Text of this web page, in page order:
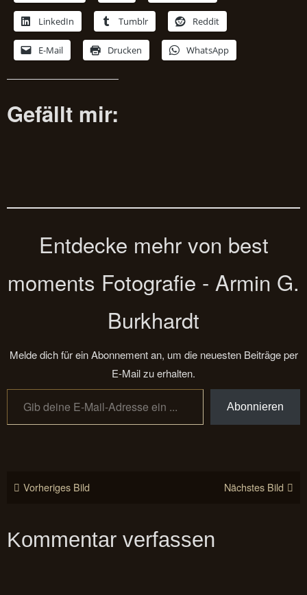
LinkedIn Tumblr Reddit
E-Mail Drucken WhatsApp
Gefällt mir:
Entdecke mehr von best
moments Fotografie - Armin G.
Burkhardt
Melde dich für ein Abonnement an, um die neuesten Beiträge per
E-Mail zu erhalten.
Gib deine E-Mail-Adresse ein ...
Abonnieren
Vorheriges Bild Nächstes Bild
Kommentar verfassen